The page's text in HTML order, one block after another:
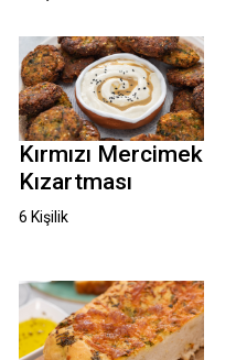
Kırmızı Mercimek
Kızartması
6 Kişilik